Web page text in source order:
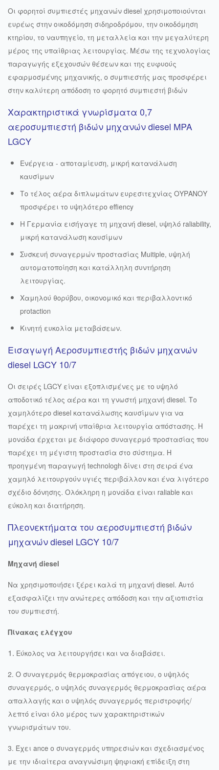
Οι φορητοί συμπιεστές μηχανών diesel χρησιμοποιούνται
ευρέως στην οικοδόμηση σιδηροδρόμου, την οικοδόμηση
κτηρίου, το ναυπηγείο, τη μεταλλεία και την μεγαλύτερη
μέρος της υπαίθριας λειτουργίας. Μέσω της τεχνολογίας
παραγωγής εξεχουσών θέσεων και της ευφυούς
εφαρμοσμένης μηχανικής, ο συμπιεστής μας προσφέρει
στην καλύτερη απόδοση το φορητό συμπιεστή βιδών
Χαρακτηριστικά γνωρίσματα 0,7
αεροσυμπιεστή βιδών μηχανών diesel MPA
LGCY
Ενέργεια - αποταμίευση, μικρή κατανάλωση
καυσίμων
Το τέλος αέρα διπλωμάτων ευρεσιτεχνίας ΟΥΡΑΝΟΥ
προσφέρει το υψηλότερο effiency
Η Γερμανία εισήγαγε τη μηχανή diesel, υψηλό raliability,
μικρή κατανάλωση καυσίμων
Συσκευή συναγερμών προστασίας Muitiple, υψηλή
αυτοματοποίηση και κατάλληλη συντήρηση
λειτουργίας.
Χαμηλού θορύβου, οικονομικό και περιβαλλοντικό
protaction
Κινητή ευκολία μεταβάσεων.
Εισαγωγή Αεροσυμπιεστής βιδών μηχανών
diesel LGCY 10/7
Οι σειρές LGCY είναι εξοπλισμένες με το υψηλό
αποδοτικό τέλος αέρα και τη γνωστή μηχανή diesel. Το
χαμηλότερο diesel κατανάλωσης καυσίμων για να
παρέχει τη μακρινή υπαίθρια λειτουργία απόστασης. Η
μονάδα έρχεται με διάφορο συναγερμό προστασίας που
παρέχει τη μέγιστη προστασία στο σύστημα. Η
προηγμένη παραγωγή technologh δίνει στη σειρά ένα
χαμηλό λειτουργούν υγιές περιβάλλον και ένα λιγότερο
σχέδιο δόνησης. Ολόκληρη η μονάδα είναι raliable και
εύκολη και διατήρηση.
Πλεονεκτήματα του αεροσυμπιεστή βιδών
μηχανών diesel LGCY 10/7
Μηχανή diesel
Να χρησιμοποιήσει ξέρει καλά τη μηχανή diesel. Αυτό
εξασφαλίζει την ανώτερες απόδοση και την αξιοπιστία
του συμπιεστή.
Πίνακας ελέγχου
1. Εύκολος να λειτουργήσει και να διαβάσει.
2. Ο συναγερμός θερμοκρασίας απόγειου, ο υψηλός
συναγερμός, ο υψηλός συναγερμός θερμοκρασίας αέρα
απαλλαγής και ο υψηλός συναγερμός περιστροφής/
λεπτό είναι όλο μέρος των χαρακτηριστικών
γνωρισμάτων του.
3. Έχει ance ο συναγερμός υπηρεσιών και σχεδιασμένος
με την ιδιαίτερα αναγνώσιμη ψηφιακή επίδειξη στη